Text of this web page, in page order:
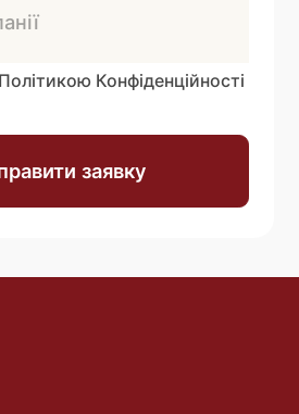
Конфіденційності
заявку